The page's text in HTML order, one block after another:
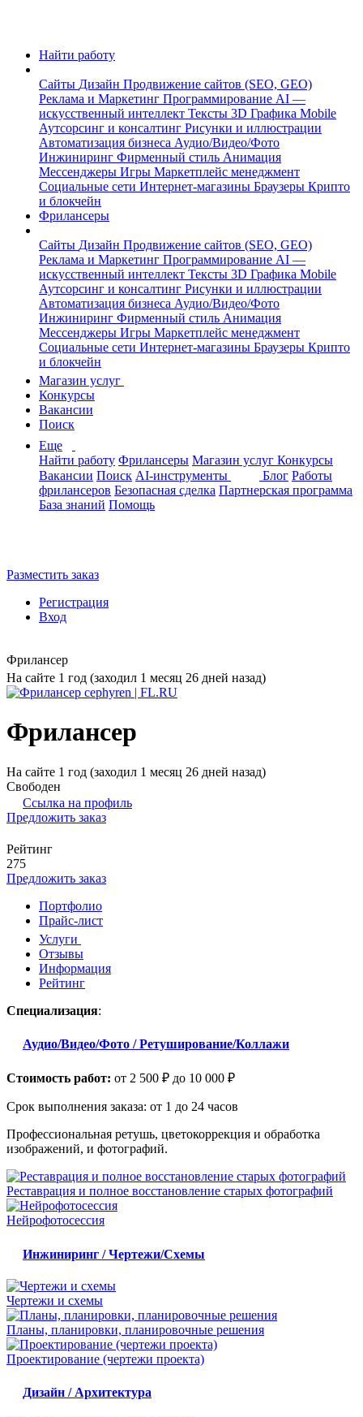
Найти работу
Сайты Дизайн Продвижение сайтов (SEO, GEO)
Реклама и Маркетинг Программирование AI —
искусственный интеллект Тексты 3D Графика Mobile
Аутсорсинг и консалтинг Рисунки и иллюстрации
Автоматизация бизнеса Аудио/Видео/Фото
Инжиниринг Фирменный стиль Анимация
Мессенджеры Игры Маркетплейс менеджмент
Социальные сети Интернет-магазины Браузеры Крипто
и блокчейн
Фрилансеры
Сайты Дизайн Продвижение сайтов (SEO, GEO)
Реклама и Маркетинг Программирование AI —
искусственный интеллект Тексты 3D Графика Mobile
Аутсорсинг и консалтинг Рисунки и иллюстрации
Автоматизация бизнеса Аудио/Видео/Фото
Инжиниринг Фирменный стиль Анимация
Мессенджеры Игры Маркетплейс менеджмент
Социальные сети Интернет-магазины Браузеры Крипто
и блокчейн
Магазин услуг
Конкурсы
Вакансии
Поиск
Еще
Найти работу Фрилансеры Магазин услуг Конкурсы
Вакансии Поиск AI-инструменты Блог Работы
фрилансеров Безопасная сделка Партнерская программа
База знаний Помощь
Разместить заказ
Регистрация
Вход
Фрилансер
На сайте 1 год (заходил 1 месяц 26 дней назад)
Фрилансер
На сайте 1 год (заходил 1 месяц 26 дней назад)
Свободен
Ссылка на профиль
Предложить заказ
Рейтинг
275
Предложить заказ
Портфолио
Прайс-лист
Услуги
Отзывы
Информация
Рейтинг
Специализация:
Аудио/Видео/Фото / Ретуширование/Коллажи
Стоимость работ: от 2 500 ₽ до 10 000 ₽
Срок выполнения заказа: от 1 до 24 часов
Профессиональная ретушь, цветокоррекция и обработка
изображений, и фотографий.
Реставрация и полное восстановление старых фотографий
Нейрофотосессия
Инжиниринг / Чертежи/Схемы
Чертежи и схемы
Планы, планировки, планировочные решения
Проектирование (чертежи проекта)
Дизайн / Архитектура